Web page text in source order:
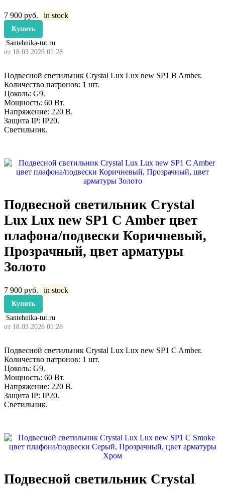
7 900 руб. in stock
Купить
Santehnika-tut.ru
от 18.03.2026 01:28
Подвесной светильник Crystal Lux Lux new SP1 B Amber.
Количество патронов: 1 шт.
Цоколь: G9.
Мощность: 60 Вт.
Напряжение: 220 В.
Защита IP: IP20.
Светильник.
Подвесной светильник Crystal
Lux Lux new SP1 C Amber цвет
плафона/подвески Коричневый,
Прозрачный, цвет арматуры
Золото
7 900 руб. in stock
Купить
Santehnika-tut.ru
от 18.03.2026 01:28
Подвесной светильник Crystal Lux Lux new SP1 C Amber.
Количество патронов: 1 шт.
Цоколь: G9.
Мощность: 60 Вт.
Напряжение: 220 В.
Защита IP: IP20.
Светильник.
Подвесной светильник Crystal